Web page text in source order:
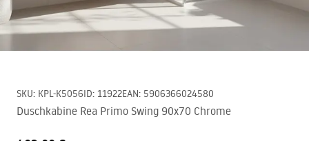
SKU: KPL-K5056ID: 11922EAN: 5906366024580
Duschkabine Rea Primo Swing 90x70 Chrome